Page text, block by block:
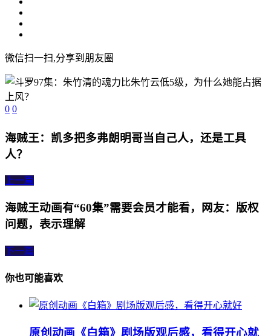
微信扫一扫,分享到朋友圈
0 0
海贼王：凯多把多弗朗明哥当自己人，还是工具
人？
上一篇
海贼王动画有“60集”需要会员才能看，网友：版权
问题，表示理解
下一篇
你也可能喜欢
原创动画《白箱》剧场版观后感，看得开心就